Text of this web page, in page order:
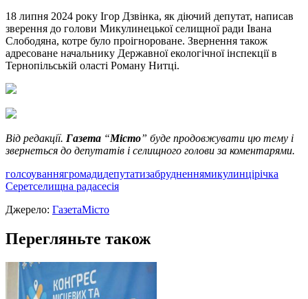
18 липня 2024 року Ігор Дзвінка, як діючий депутат, написав
зверення до голови Микулинецької селищної ради Івана
Слободяна, котре було проігнороване. Звернення також
адресоване начальнику Державної екологічної інспекції в
Тернопільській оласті Роману Нитці.
Від редакції. Газета “Місто” буде продовжувати цю тему і
звернеться до депутатів і селищного голови за коментарями.
голсоуваннягромадидепутатизабрудненнямикулинцірічка
Серетселищна радасесія
Джерело: ГазетаМісто
Перегляньте також